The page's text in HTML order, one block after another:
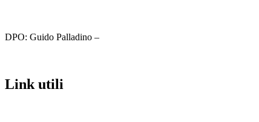
DPO: Guido Palladino –
link utili